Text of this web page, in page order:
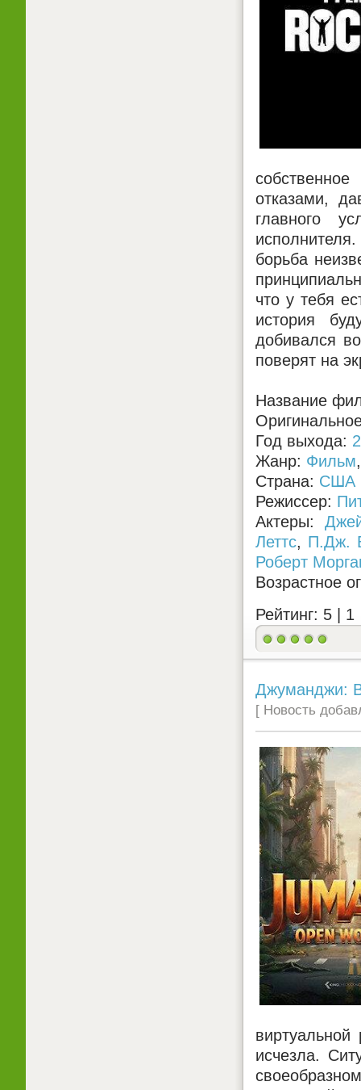
отказами,
главного
борьба
что у тебя
история
добивался
поверят на
Название
Год выхода:
Жанр: Фильм
Страна: США
Режиссер:
Актеры:
Леттс, П.Дж.
Роберт
Возрастное
Рейтинг: 5 | 1
Джуманджи:
[ Новость
исчезла.